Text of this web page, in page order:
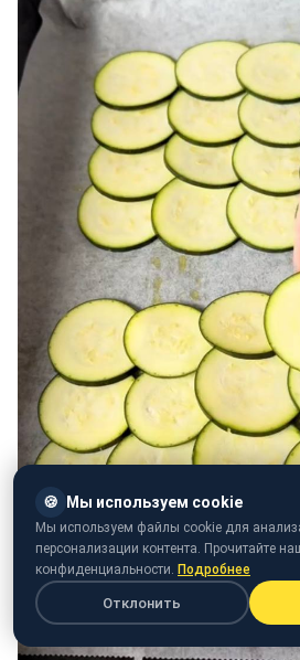
🍪 Мы используем cookie
Мы используем файлы cookie для
персонализации контента. Прочитайте
конфиденциальности. Подробнее
Отклонить